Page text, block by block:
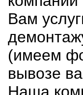
Вам
(имеем
вывозе